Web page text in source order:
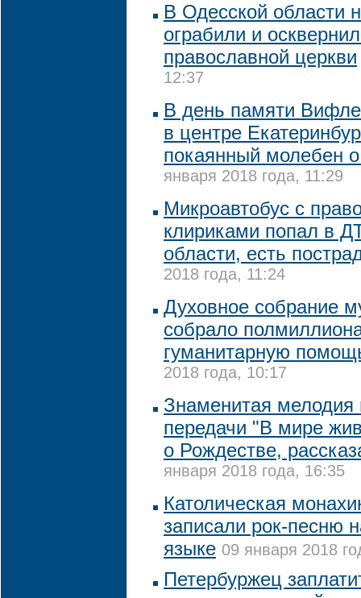
В Одесской области
ограбили и
православной церкви
12:37
В день памяти
в центре
покаянный молебен
января 2018 года, 11:29
Микроавтобус с
клириками попал в
области, есть
2018 года, 11:24
Духовное собрание
собрало
гуманитарную
2018 года, 10:17
Знаменитая мелодия
передачи "В мире
о Рождестве,
января 2018 года, 16:35
Католическая
записали рок-песню
языке 09 января 2018
Петербуржец